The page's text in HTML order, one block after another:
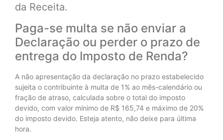
da Receita.
Paga-se multa se não enviar a
Declaração ou perder o prazo de
entrega do Imposto de Renda?
A não apresentação da declaração no prazo estabelecido
sujeita o contribuinte à multa de 1% ao mês-calendário ou
fração de atraso, calculada sobre o total do imposto
devido, com valor mínimo de R$ 165,74 e máximo de 20%
do imposto devido. Esteja atento, não deixe para última
hora.